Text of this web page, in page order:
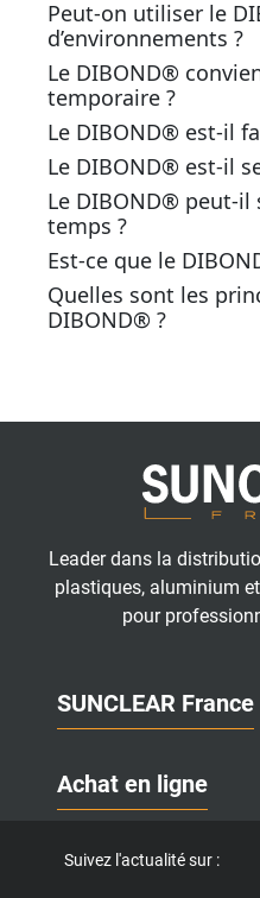
Peut-on utiliser le
d’environnements ?
Le DIBOND®
temporaire ?
Le DIBOND® est-il
Le DIBOND® est-il
Le DIBOND® peut-il
temps ?
Est-ce que le
Quelles sont les
DIBOND® ?
Leader dans la
plastiques, aluminium
pour
SUNCLEAR France
Achat en ligne
Suivez l'actualité sur :